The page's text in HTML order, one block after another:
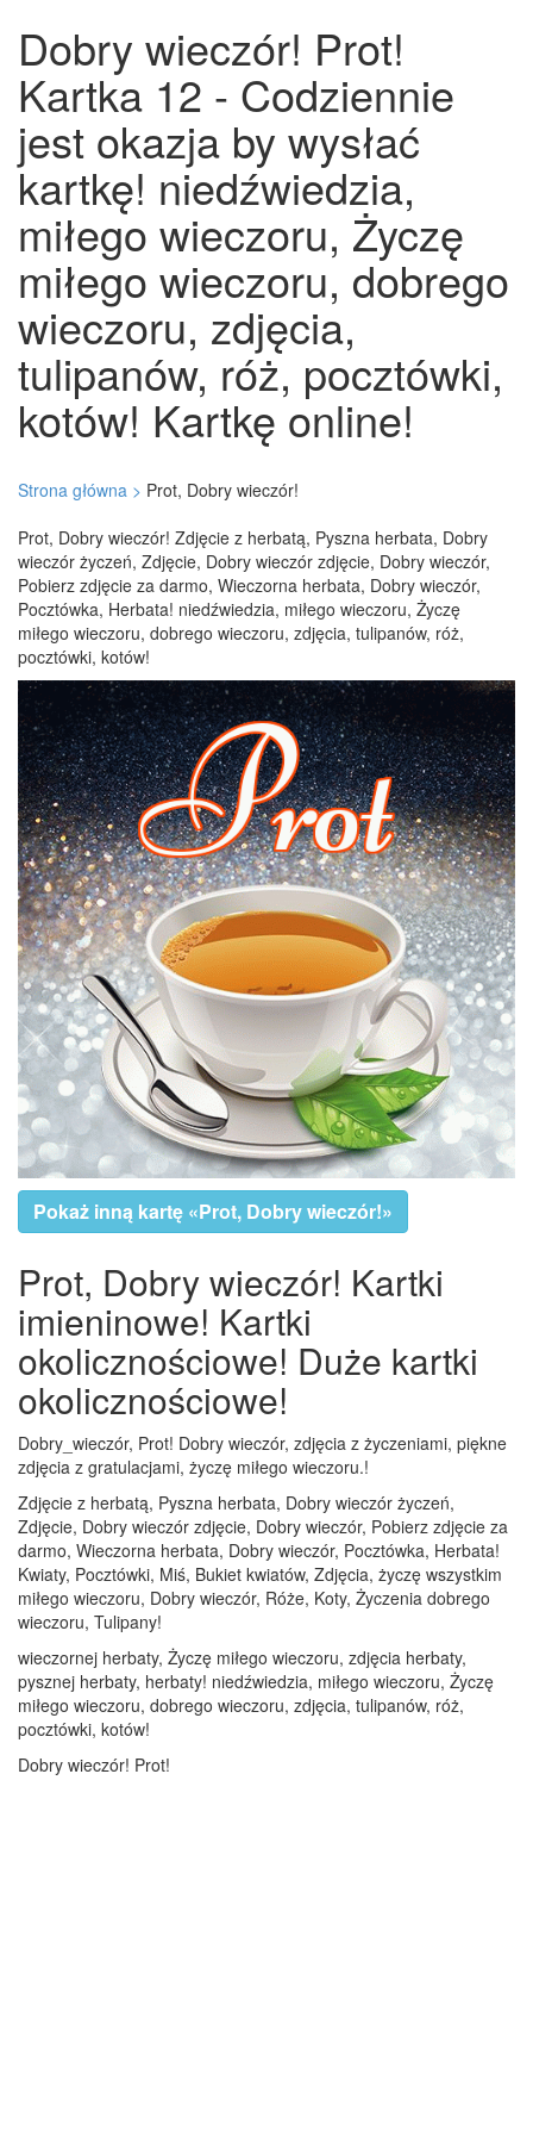
Dobry wieczór! Prot!
Kartka 12 - Codziennie
jest okazja by wysłać
kartkę! niedźwiedzia,
miłego wieczoru, Życzę
miłego wieczoru, dobrego
wieczoru, zdjęcia,
tulipanów, róż, pocztówki,
kotów! Kartkę online!
Strona główna > Prot, Dobry wieczór!
Prot, Dobry wieczór! Zdjęcie z herbatą, Pyszna herbata, Dobry
wieczór życzeń, Zdjęcie, Dobry wieczór zdjęcie, Dobry wieczór,
Pobierz zdjęcie za darmo, Wieczorna herbata, Dobry wieczór,
Pocztówka, Herbata! niedźwiedzia, miłego wieczoru, Życzę
miłego wieczoru, dobrego wieczoru, zdjęcia, tulipanów, róż,
pocztówki, kotów!
Pokaż inną kartę «Prot, Dobry wieczór!»
Prot, Dobry wieczór! Kartki
imieninowe! Kartki
okolicznościowe! Duże kartki
okolicznościowe!
Dobry_wieczór, Prot! Dobry wieczór, zdjęcia z życzeniami, piękne
zdjęcia z gratulacjami, życzę miłego wieczoru.!
Zdjęcie z herbatą, Pyszna herbata, Dobry wieczór życzeń,
Zdjęcie, Dobry wieczór zdjęcie, Dobry wieczór, Pobierz zdjęcie za
darmo, Wieczorna herbata, Dobry wieczór, Pocztówka, Herbata!
Kwiaty, Pocztówki, Miś, Bukiet kwiatów, Zdjęcia, życzę wszystkim
miłego wieczoru, Dobry wieczór, Róże, Koty, Życzenia dobrego
wieczoru, Tulipany!
wieczornej herbaty, Życzę miłego wieczoru, zdjęcia herbaty,
pysznej herbaty, herbaty! niedźwiedzia, miłego wieczoru, Życzę
miłego wieczoru, dobrego wieczoru, zdjęcia, tulipanów, róż,
pocztówki, kotów!
Dobry wieczór! Prot!